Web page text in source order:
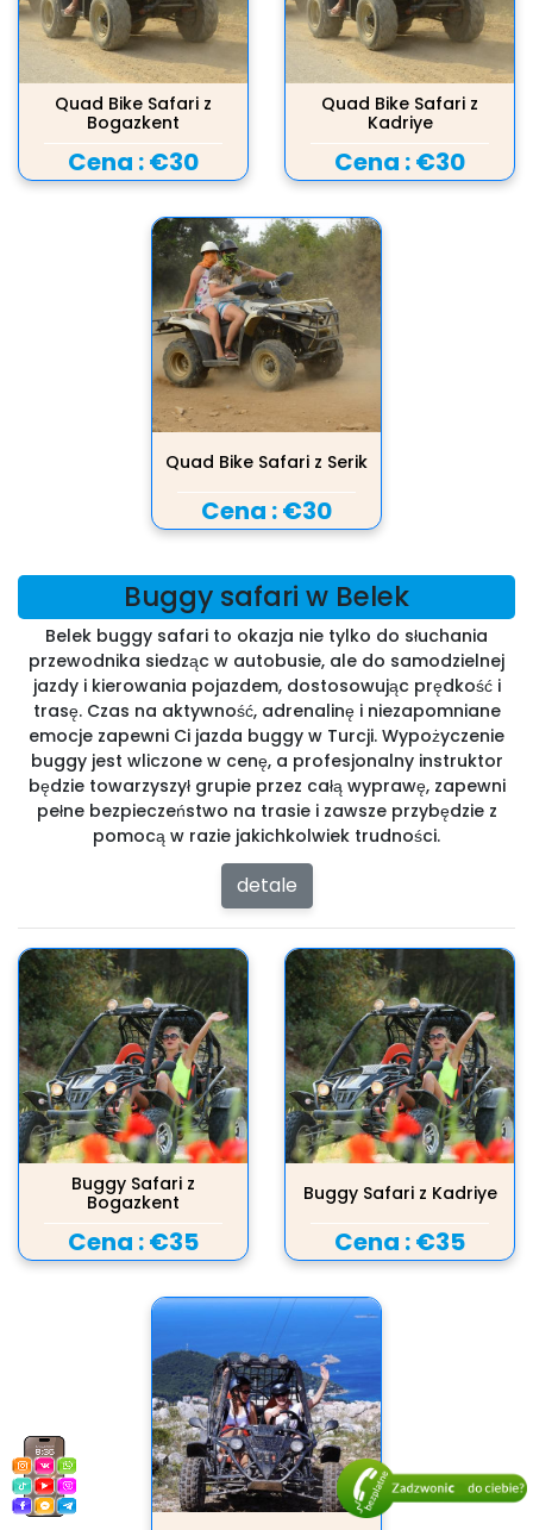
Quad Bike Safari z
Bogazkent
Cena :€30
Quad Bike Safari z
Kadriye
Cena :€30
Quad Bike Safari z Serik
Cena :€30
Buggy safari w Belek
Belek buggy safari to okazja nie tylko do słuchania
przewodnika siedząc w autobusie, ale do samodzielnej
jazdy i kierowania pojazdem, dostosowując prędkość i
trasę. Czas na aktywność, adrenalinę i niezapomniane
emocje zapewni Ci jazda buggy w Turcji. Wypożyczenie
buggy jest wliczone w cenę, a profesjonalny instruktor
będzie towarzyszył grupie przez całą wyprawę, zapewni
pełne bezpieczeństwo na trasie i zawsze przybędzie z
pomocą w razie jakichkolwiek trudności.
detale
Buggy Safari z
Bogazkent
Cena :€35
Buggy Safari z Kadriye
Cena :€35